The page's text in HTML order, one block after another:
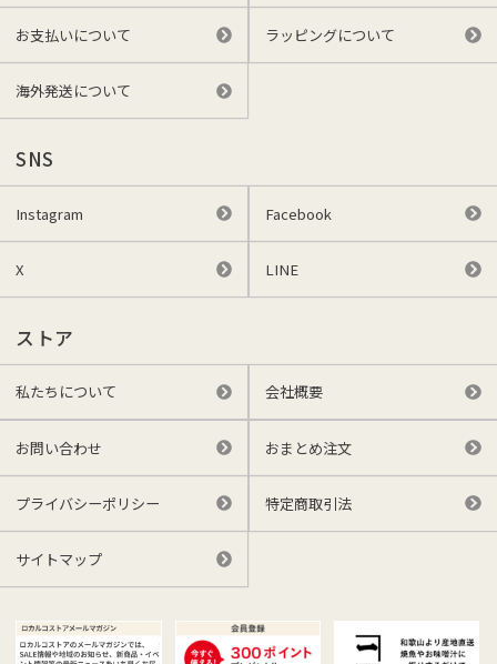
お支払いについて ラッピングについて
海外発送について
SNS
Instagram Facebook
X LINE
ストア
私たちについて 会社概要
お問い合わせ おまとめ注文
プライバシーポリシー 特定商取引法
サイトマップ